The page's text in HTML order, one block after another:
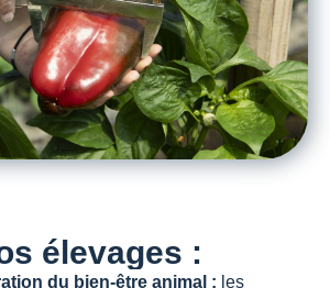
élevages :
du bien-être animal : les